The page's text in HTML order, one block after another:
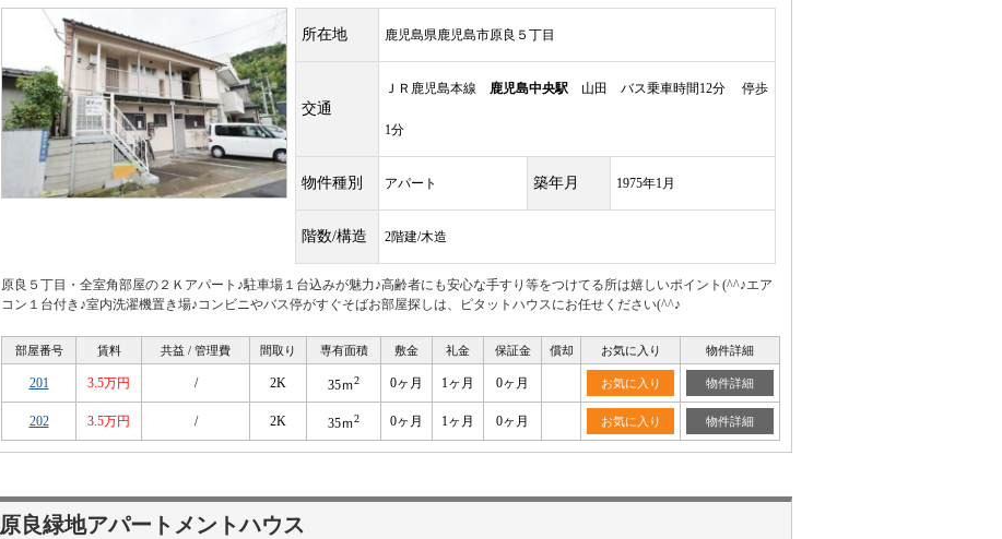
所在地 鹿児島県鹿児島市原良５丁目
交通
ＪＲ鹿児島本線 鹿児島中央駅 山田 バス乗車時間12分 停歩
1分
物件種別 アパート 築年月 1975年1月
階数/構造 2階建/木造
原良５丁目・全室角部屋の２Ｋアパート♪駐車場１台込みが魅力♪高齢者にも安心な手すり等をつけてる所は嬉しいポイント(^^♪エア
コン１台付き♪室内洗濯機置き場♪コンビニやバス停がすぐそばお部屋探しは、ピタットハウスにお任せください(^^♪
部屋番号 賃料 共益 / 管理費 間取り 専有面積 敷金 礼金 保証金 償却 お気に入り 物件詳細
201 3.5万円 / 2K 35ｍ2 0ヶ月 1ヶ月 0ヶ月 お気に入り 物件詳細
202 3.5万円 / 2K 35ｍ2 0ヶ月 1ヶ月 0ヶ月 お気に入り 物件詳細
原良緑地アパートメントハウス